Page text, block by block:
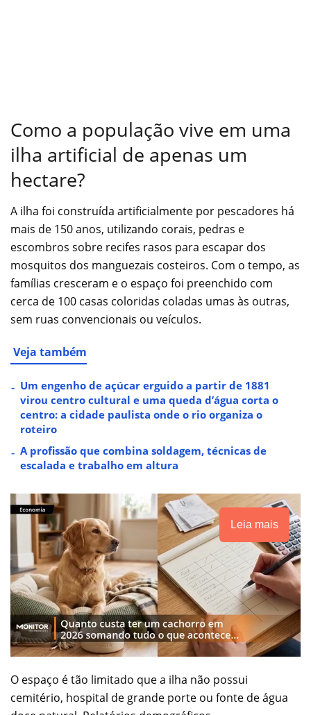
Como a população vive em uma
ilha artificial de apenas um
hectare?
A ilha foi construída artificialmente por pescadores há
mais de 150 anos, utilizando corais, pedras e
escombros sobre recifes rasos para escapar dos
mosquitos dos manguezais costeiros. Com o tempo, as
famílias cresceram e o espaço foi preenchido com
cerca de 100 casas coloridas coladas umas às outras,
sem ruas convencionais ou veículos.
Veja também
Um engenho de açúcar erguido a partir de 1881
virou centro cultural e uma queda d’água corta o
centro: a cidade paulista onde o rio organiza o
roteiro
A profissão que combina soldagem, técnicas de
escalada e trabalho em altura
Leia mais
O espaço é tão limitado que a ilha não possui
cemitério, hospital de grande porte ou fonte de água